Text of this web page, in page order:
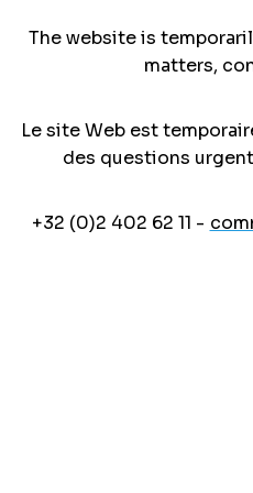
The website is
matters,
Le site Web est
des questions
+32 (0)2 402 62 11 -